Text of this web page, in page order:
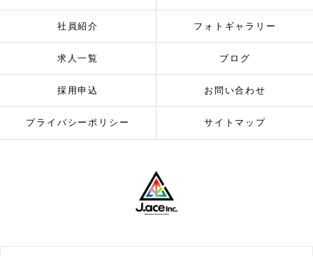
社員紹介 フォトギャラリー
求人一覧 ブログ
採用申込 お問い合わせ
プライバシーポリシー サイトマップ